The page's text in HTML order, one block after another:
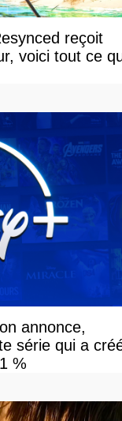
reçoit
voici tout ce
annonce,
série qui a
%